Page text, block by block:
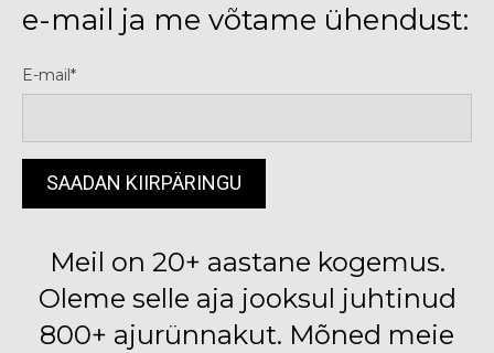
e-mail ja me võtame ühendust:
E-mail
Meil on 20+ aastane kogemus.
Oleme selle aja jooksul juhtinud
800+ ajurünnakut. Mõned meie